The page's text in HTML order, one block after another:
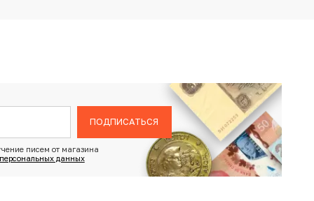
ПОДПИСАТЬСЯ
писем от магазина
данных